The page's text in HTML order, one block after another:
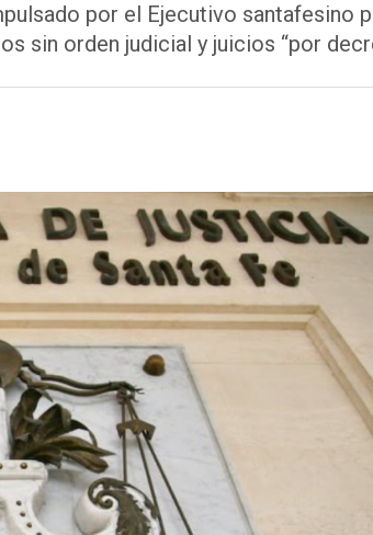
por el Ejecutivo santafesino
sin orden judicial y juicios “por